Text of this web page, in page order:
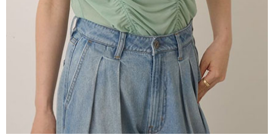
權轉讓予恩沛科技股份有限公司。
２．關於個人資料處理事宜，請瀏覽以下網址：
https://aftee.tw/terms/#terms3
３．未成年的使用者請事先徵得法定代理人或監護人之同意方可使用
「AFTEE先享後付」，若未經同意申辦者引起之損失，本公司不負相關責
４．使用「AFTEE先享後付」時，將依據個別帳號之用戶狀況，依本公司即
時審查核予不同之上限額度；若仍有額度不足之情形，本公司將視審查結果
請求用戶進行身份認證。
５．嚴禁一人註冊多個帳號或使用他人資訊註冊。若發現惡意使用之情形，
恩沛科技股份有限公司將有權停止該用戶之使用額度並採取法律行動。
7-11純取貨
每筆NT$60，滿NT$888(含以上)免運費
每筆NT$90，滿NT$888(含以上)免運費